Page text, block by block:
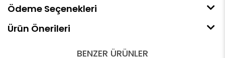
Ödeme Seçenekleri
Ürün Önerileri
BENZER ÜRÜNLER